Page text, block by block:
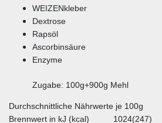
WEIZENkleber
Dextrose
Rapsöl
Ascorbinsäure
Enzyme
Zugabe: 100g+900g Mehl
Durchschnittliche Nährwerte je 100g
Brennwert in kJ (kcal)
1024(247)